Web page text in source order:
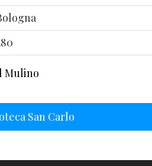
Mulino
San Carlo